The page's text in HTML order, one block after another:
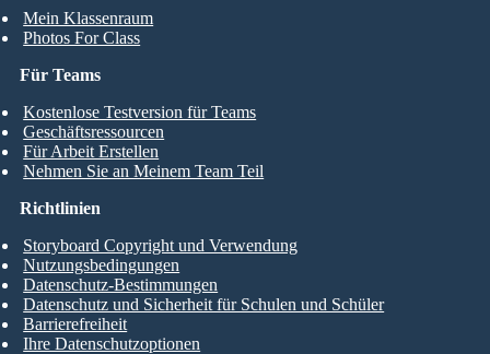
Mein Klassenraum
Photos For Class
Für Teams
Kostenlose Testversion für Teams
Geschäftsressourcen
Für Arbeit Erstellen
Nehmen Sie an Meinem Team Teil
Richtlinien
Storyboard Copyright und Verwendung
Nutzungsbedingungen
Datenschutz-Bestimmungen
Datenschutz und Sicherheit für Schulen und Schüler
Barrierefreiheit
Ihre Datenschutzoptionen